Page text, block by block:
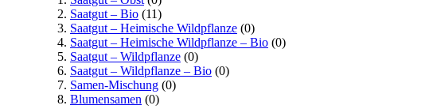
Saatgut – Bio (11)
Saatgut – Heimische Wildpflanze (0)
Saatgut – Heimische Wildpflanze – Bio (0)
Saatgut – Wildpflanze (0)
Saatgut – Wildpflanze – Bio (0)
Samen-Mischung (0)
Blumensamen (0)